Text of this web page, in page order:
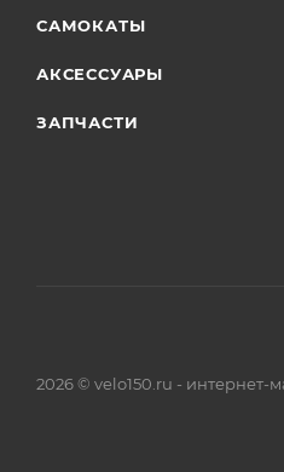
САМОКАТЫ
АКСЕССУАРЫ
ЗАПЧАСТИ
2026 © velo150.ru - интернет-